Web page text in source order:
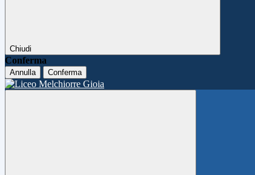
Chiudi
Conferma
Annulla Conferma